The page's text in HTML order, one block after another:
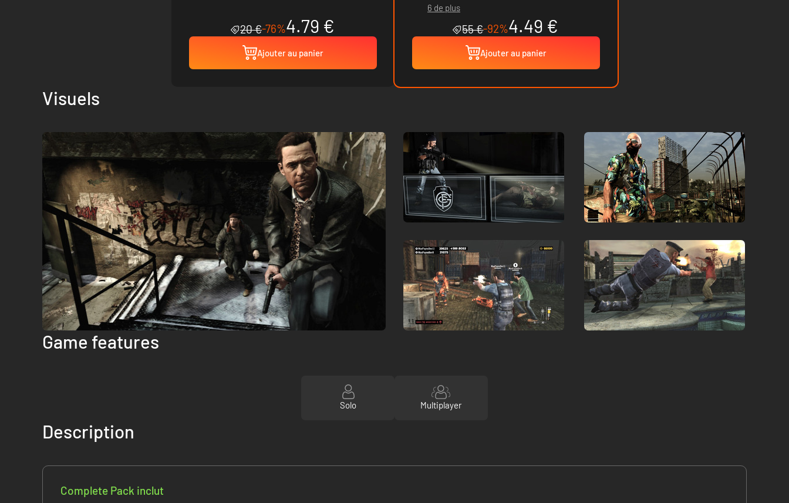
20 €-76%4.79 €
Ajouter au panier
6 de plus
55 €-92%4.49 €
Ajouter au panier
Visuels
Game features
Solo Multiplayer
Description
Complete Pack inclut